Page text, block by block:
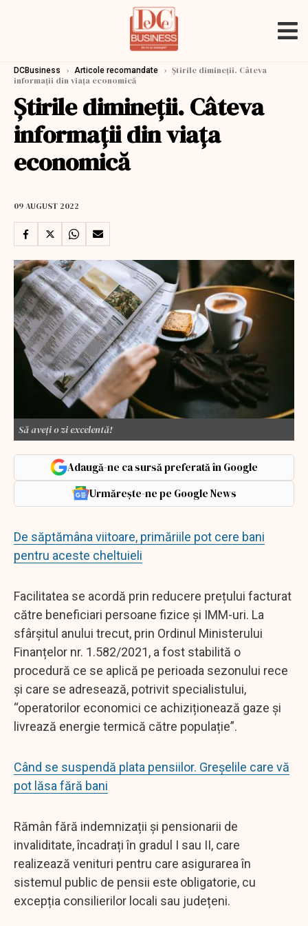
DCBusiness › Articole recomandate › Știrile dimineții. Câteva
informații din viața economică
Știrile dimineții. Câteva
informații din viața
economică
09 AUGUST 2022
Să aveți o zi excelentă!
Adaugă-ne ca sursă preferată în Google
Urmărește-ne pe Google News
De săptămâna viitoare, primăriile pot cere bani
pentru aceste cheltuieli
Facilitatea se acordă prin reducere prețului facturat
către beneficiari persoane fizice și IMM-uri. La
sfârșitul anului trecut, prin Ordinul Ministerului
Finanțelor nr. 1.582/2021, a fost stabilită o
procedură ce se aplică pe perioada sezonului rece
și care se adresează, potrivit specialistului,
“operatorilor economici ce achiziționează gaze și
livrează energie termică către populație”.
Când se suspendă plata pensiilor. Greșelile care vă
pot lăsa fără bani
Rămân fără indemnizații și pensionarii de
invaliditate, încadrați în gradul I sau II, care
realizează venituri pentru care asigurarea în
sistemul public de pensii este obligatorie, cu
excepția consilierilor locali sau județeni.